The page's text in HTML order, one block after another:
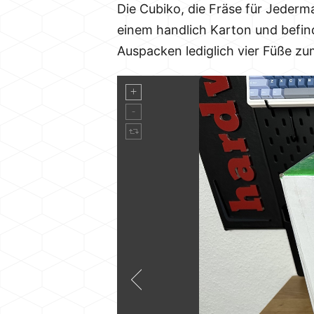
Die Cubiko, die Fräse für
einem handlich Karton und
Auspacken lediglich vier Füße